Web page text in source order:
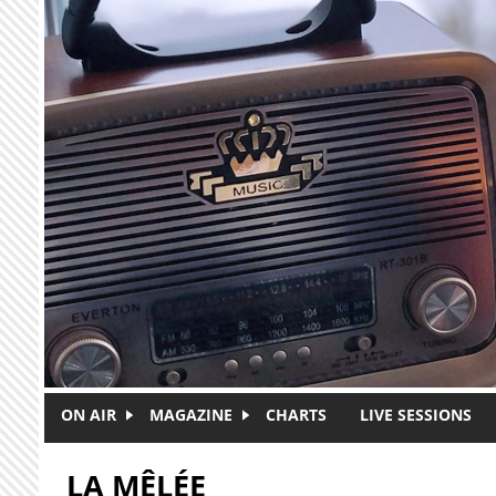
Skip to main content
ON AIR MAGAZINE CHARTS LIVE SESSIONS
LA MÊLÉE